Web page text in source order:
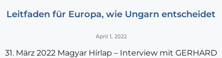
Leitfaden für Europa, wie Ungarn entscheidet
April 1, 2022
31. März 2022 Magyar Hírlap – Interview mit GERHARD